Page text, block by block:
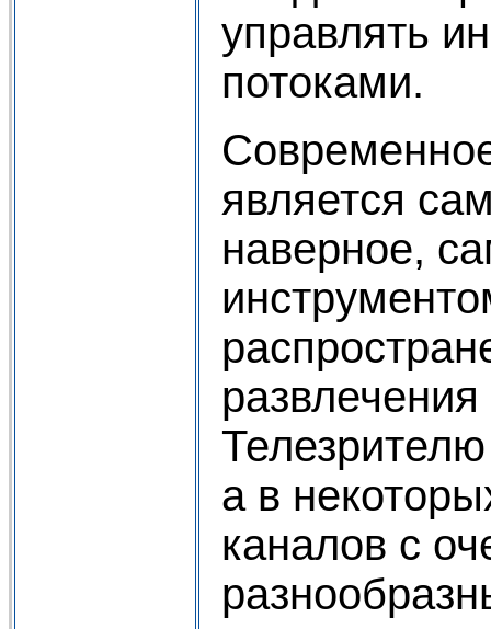
управлять
потоками.
является
наверное,
а в
каналов с